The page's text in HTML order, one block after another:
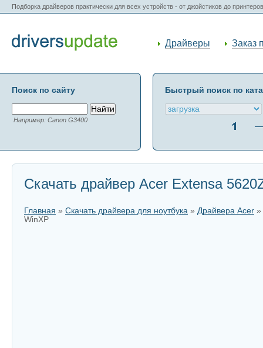
Подборка драйверов практически для всех устройств - от джойстиков до
Драйверы Заказ
Поиск по сайту
Например: Canon G3400
Быстрый поиск по
Скачать драйвер Acer Extensa
Главная » Скачать драйвера для ноутбука » Драйвера Acer »
WinXP